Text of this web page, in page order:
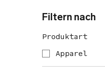
Filtern nach
Produktart
Apparel